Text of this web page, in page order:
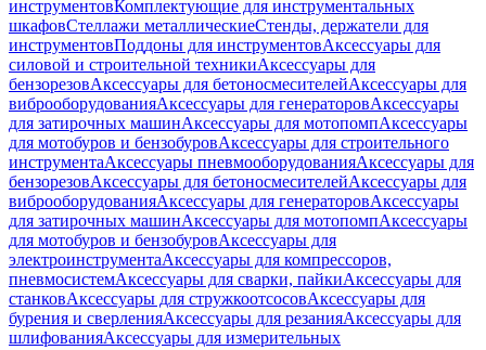
инструментовКомплектующие для инструментальных
шкафовСтеллажи металлическиеСтенды, держатели для
инструментовПоддоны для инструментовАксессуары для
силовой и строительной техникиАксессуары для
бензорезовАксессуары для бетоносмесителейАксессуары для
виброоборудованияАксессуары для генераторовАксессуары
для затирочных машинАксессуары для мотопомпАксессуары
для мотобуров и бензобуровАксессуары для строительного
инструментаАксессуары пневмооборудованияАксессуары для
бензорезовАксессуары для бетоносмесителейАксессуары для
виброоборудованияАксессуары для генераторовАксессуары
для затирочных машинАксессуары для мотопомпАксессуары
для мотобуров и бензобуровАксессуары для
электроинструментаАксессуары для компрессоров,
пневмосистемАксессуары для сварки, пайкиАксессуары для
станковАксессуары для стружкоотсосовАксессуары для
бурения и сверленияАксессуары для резанияАксессуары для
шлифованияАксессуары для измерительных